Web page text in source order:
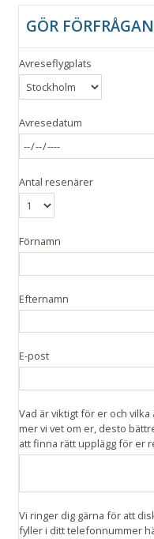
GÖR FÖRFRÅGAN
Avreseflygplats
Avresedatum
Antal resenärer
Förnamn
Efternamn
E-post
Vad är viktigt för er och vilka
mer vi vet om er, desto
att finna rätt upplägg för er
Vi ringer dig gärna för att
fyller i ditt telefonnummer